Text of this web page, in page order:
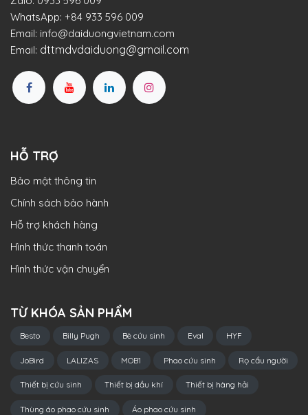
WhatsApp: +84 933 596 009
Email: info@daiduongvietnam.com
Email: dttmdvdaiduong@gmail.com
HỖ TRỢ
Bảo mật thông tin
Chính sách bảo hành
Hỗ trợ khách hàng
Hình thức thanh toán
Hình thức vận chuyển
TỪ KHÓA SẢN PHẨM
Besto Billy Pugh Bè cứu sinh Eval HYF
JoBird LALIZAS MOB1 Phao cứu sinh Rọ cẩu người
Thiết bị cứu sinh Thiết bị dầu khí Thiết bị hàng hải
Thùng áo phao cứu sinh Áo phao cứu sinh